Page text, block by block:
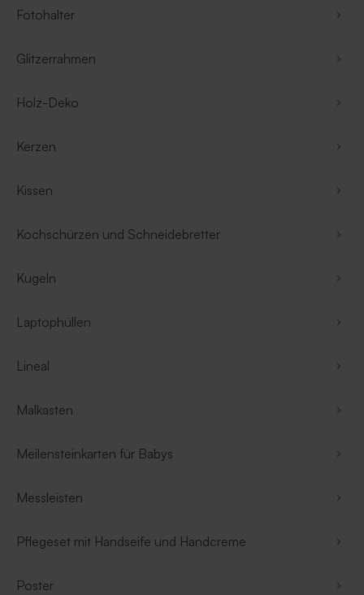
Fotohalter
Glitzerrahmen
Holz-Deko
Kerzen
Kissen
Kochschürzen und Schneidebretter
Kugeln
Laptophüllen
Lineal
Malkasten
Meilensteinkarten für Babys
Messleisten
Pflegeset mit Handseife und Handcreme
Poster